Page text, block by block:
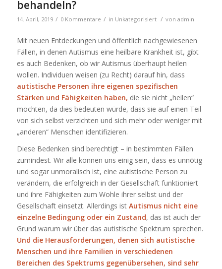
behandeln?
14. April, 2019 / 0 Kommentare / in Unkategorisiert / von admin
Mit neuen Entdeckungen und öffentlich nachgewiesenen
Fällen, in denen Autismus eine heilbare Krankheit ist, gibt
es auch Bedenken, ob wir Autismus überhaupt heilen
wollen. Individuen weisen (zu Recht) darauf hin, dass
autistische Personen ihre eigenen spezifischen
Stärken und Fähigkeiten haben, die sie nicht „heilen“
möchten, da dies bedeuten würde, dass sie auf einen Teil
von sich selbst verzichten und sich mehr oder weniger mit
„anderen“ Menschen identifizieren.
Diese Bedenken sind berechtigt – in bestimmten Fällen
zumindest. Wir alle können uns einig sein, dass es unnötig
und sogar unmoralisch ist, eine autistische Person zu
verändern, die erfolgreich in der Gesellschaft funktioniert
und ihre Fähigkeiten zum Wohle ihrer selbst und der
Gesellschaft einsetzt. Allerdings ist Autismus nicht eine
einzelne Bedingung oder ein Zustand, das ist auch der
Grund warum wir über das autistische Spektrum sprechen.
Und die Herausforderungen, denen sich autistische
Menschen und ihre Familien in verschiedenen
Bereichen des Spektrums gegenübersehen, sind sehr